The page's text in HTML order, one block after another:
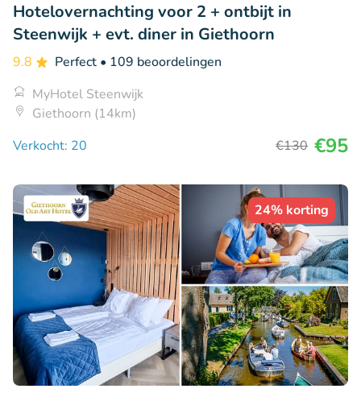
Hotelovernachting voor 2 + ontbijt in
Steenwijk + evt. diner in Giethoorn
9.8 Perfect • 109 beoordelingen
MyHotel Steenwijk
Giethoorn (14km)
Verkocht: 20
€130 €95
24% korting